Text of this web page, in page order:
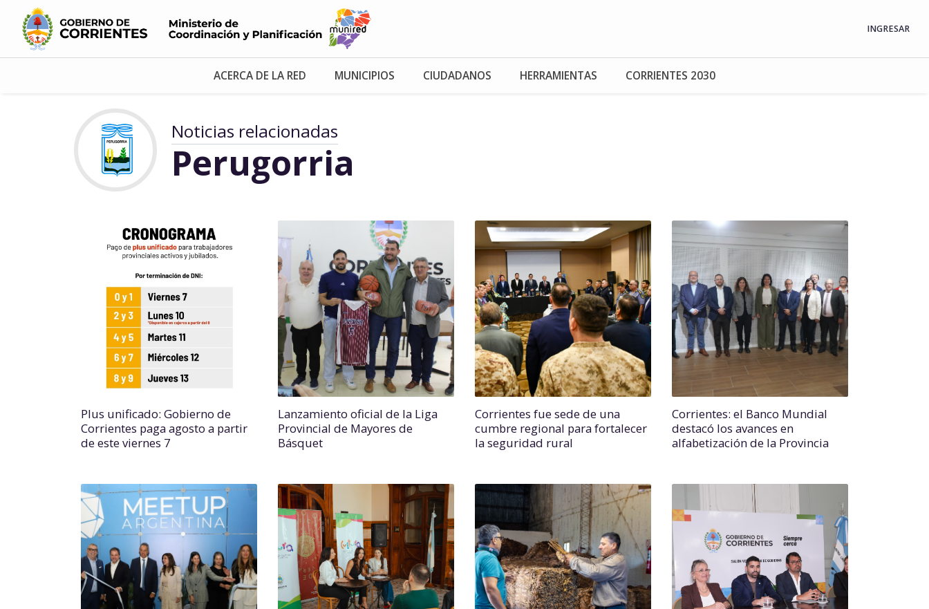
INGRESAR
ACERCA DE LA RED MUNICIPIOS CIUDADANOS HERRAMIENTAS CORRIENTES 2030
Noticias relacionadas
Perugorria
Plus unificado: Gobierno de
Corrientes paga agosto a partir
de este viernes 7
Lanzamiento oficial de la Liga
Provincial de Mayores de
Básquet
Corrientes fue sede de una
cumbre regional para fortalecer
la seguridad rural
Corrientes: el Banco Mundial
destacó los avances en
alfabetización de la Provincia